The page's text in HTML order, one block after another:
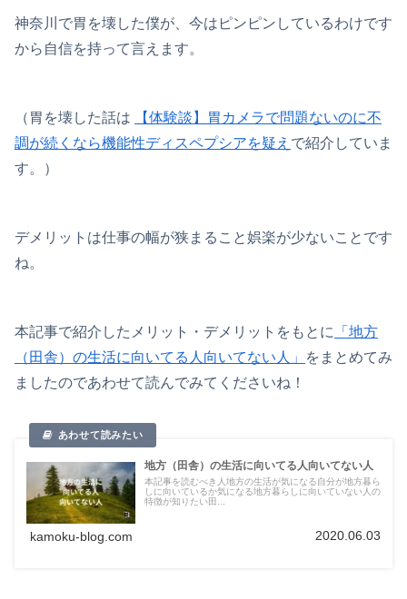
神奈川で胃を壊した僕が、今はピンピンしているわけです
から自信を持って言えます。
（胃を壊した話は
【体験談】胃カメラで問題ないのに不
調が続くなら機能性ディスペプシアを疑え で紹介していま
す。）
デメリットは仕事の幅が狭まること娯楽が少ないことです
ね。
本記事で紹介したメリット・デメリットをもとに
「地方
（田舎）の生活に向いてる人向いてない人」
をまとめてみ
ましたのであわせて読んでみてくださいね！
地方（田舎）の生活に向いてる人向いてない人
本記事を読むべき人地方の生活が気になる自分が地方暮ら
しに向いているか気になる地方暮らしに向いていない人の
特徴が知りたい田...
kamoku-blog.com 2020.06.03